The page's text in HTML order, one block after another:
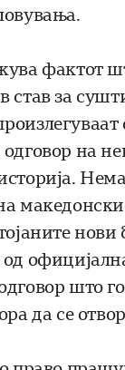
фактот
став за
на
што
да се